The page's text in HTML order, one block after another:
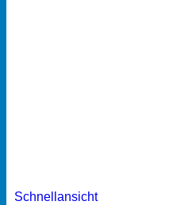
Schnellansicht